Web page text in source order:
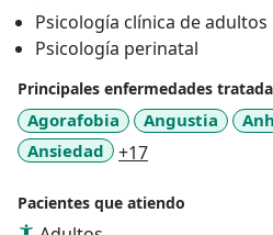
Psicología clínica de adultos
Psicología perinatal
Principales enfermedades
Agorafobia Angustia
Ansiedad
+17
Pacientes que atiendo